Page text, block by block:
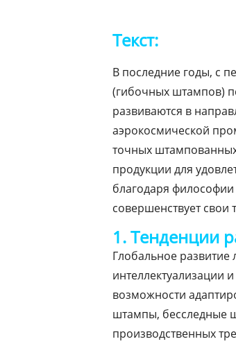
Текст:
В последние годы, с
(гибочных штампов)
развиваются в
аэрокосмической
точных
продукции для
благодаря
совершенствует
1. Тенденции
Глобальное
интеллектуализации
возможности
штампы, бесследные
производственных